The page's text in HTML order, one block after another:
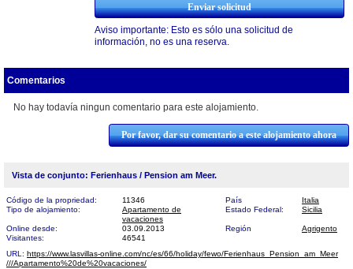
Aviso importante: Esto es sólo una solicitud de
información, no es una reserva.
Comentarios
No hay todavía ningun comentario para este alojamiento.
Por favor, dar su comentario a este alojamiento ahora
Vista de conjunto: Ferienhaus / Pension am Meer.
Código de la propriedad: 11346 País
Italia
Tipo de alojamiento:
Apartamento de
vacaciones
Estado Federal: Sicilia
Online desde: 03.09.2013 Región
Agrigento
Visitantes:
46541
URL: https://www.lasvillas-online.com/nc/es/66/holiday/fewo/Ferienhaus_Pension_am_Meer​
///Apartamento%20de%20vacaciones/